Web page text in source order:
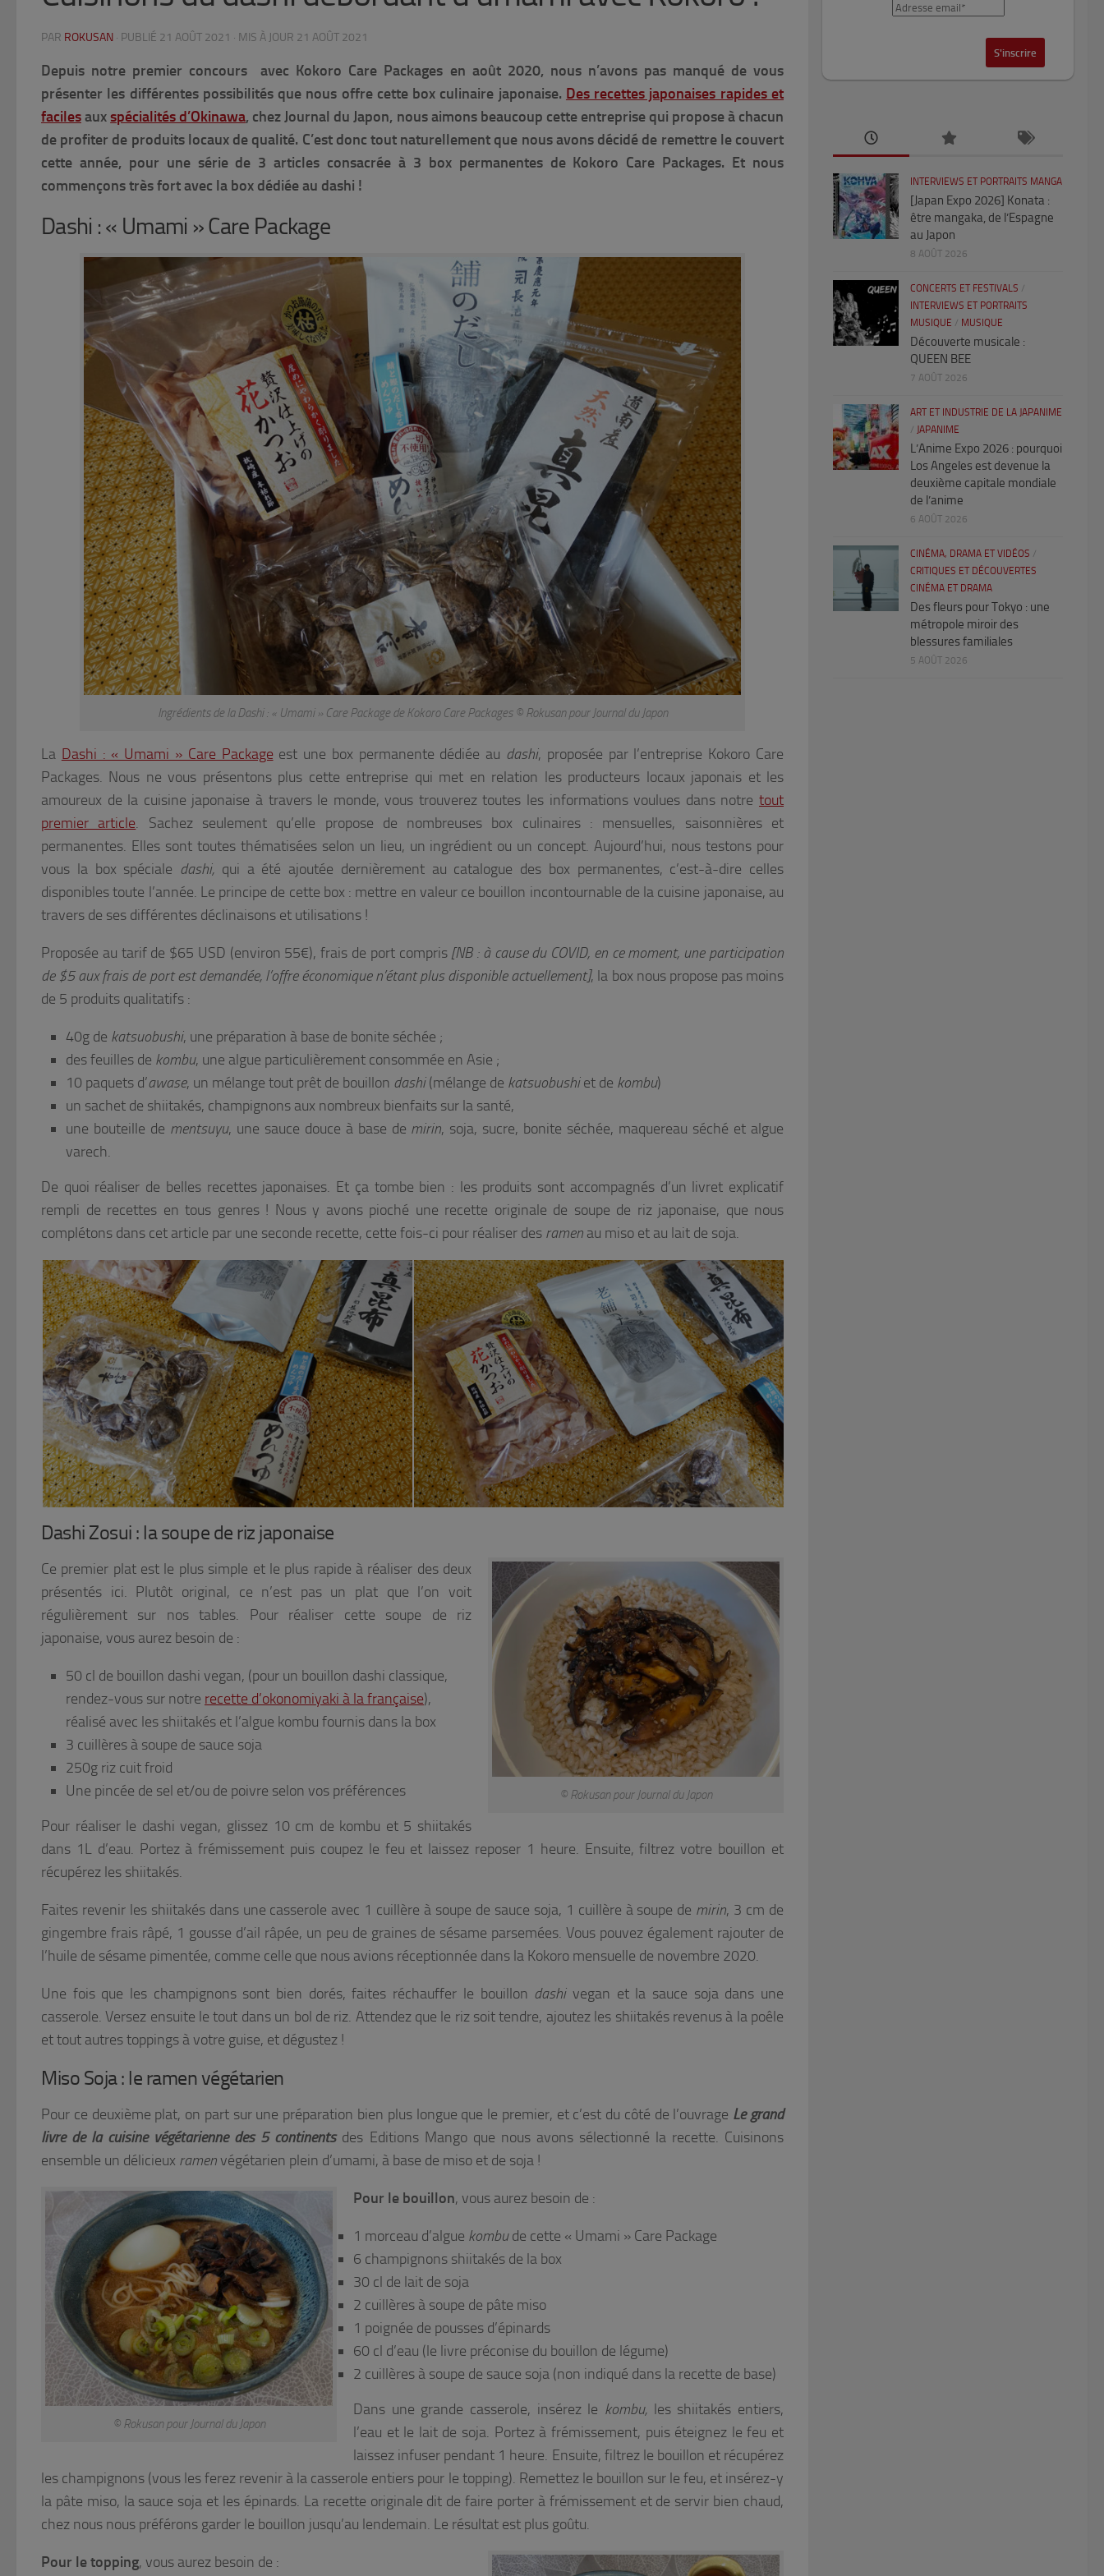
PAR ROKUSAN · PUBLIÉ 21 AOÛT 2021 · MIS À JOUR 21 AOÛT 2021
Depuis notre premier concours avec Kokoro Care Packages en août 2020, nous n’avons pas manqué de vous
présenter les différentes possibilités que nous offre cette box culinaire japonaise. Des recettes japonaises rapides et
facilesauxspécialités d’Okinawa, chez Journal du Japon, nous aimons beaucoup cette entreprise qui propose à chacun
de profiter de produits locaux de qualité. C’est donc tout naturellement que nous avons décidé de remettre le couvert
cette année, pour une série de 3 articles consacrée à 3 box permanentes de Kokoro Care Packages. Et nous
commençons très fort avec la box dédiée au dashi !
Dashi : « Umami » Care Package
Ingrédients de la Dashi : « Umami » Care Package de Kokoro Care Packages © Rokusan pour Journal du Japon
La Dashi : « Umami » Care Package est une box permanente dédiée au dashi, proposée par l’entreprise Kokoro Care
Packages. Nous ne vous présentons plus cette entreprise qui met en relation les producteurs locaux japonais et les
amoureux de la cuisine japonaise à travers le monde, vous trouverez toutes les informations voulues dans notre tout
premier article. Sachez seulement qu’elle propose de nombreuses box culinaires : mensuelles, saisonnières et
permanentes. Elles sont toutes thématisées selon un lieu, un ingrédient ou un concept. Aujourd’hui, nous testons pour
vous la box spéciale dashi, qui a été ajoutée dernièrement au catalogue des box permanentes, c’est-à-dire celles
disponibles toute l’année. Le principe de cette box : mettre en valeur ce bouillon incontournable de la cuisine japonaise, au
travers de ses différentes déclinaisons et utilisations !
Proposée au tarif de $65 USD (environ 55€), frais de port compris [NB : à cause du COVID, en ce moment, une participation
de $5 aux frais de port est demandée, l’offre économique n’étant plus disponible actuellement], la box nous propose pas moins
de 5 produits qualitatifs :
40g de katsuobushi, une préparation à base de bonite séchée ;
des feuilles de kombu, une algue particulièrement consommée en Asie ;
10 paquets d’awase, un mélange tout prêt de bouillon dashi(mélange de katsuobushiet de kombu)
un sachet de shiitakés, champignons aux nombreux bienfaits sur la santé,
une bouteille de mentsuyu, une sauce douce à base de mirin, soja, sucre, bonite séchée, maquereau séché et algue
varech.
De quoi réaliser de belles recettes japonaises. Et ça tombe bien : les produits sont accompagnés d’un livret explicatif
rempli de recettes en tous genres ! Nous y avons pioché une recette originale de soupe de riz japonaise, que nous
complétons dans cet article par une seconde recette, cette fois-ci pour réaliser des ramen au miso et au lait de soja.
© Rokusan pour Journal du Japon
Dashi Zosui : la soupe de riz japonaise
© Rokusan pour Journal du Japon
Ce premier plat est le plus simple et le plus rapide à réaliser des deux
présentés ici. Plutôt original, ce n’est pas un plat que l’on voit
régulièrement sur nos tables. Pour réaliser cette soupe de riz
japonaise, vous aurez besoin de :
50 cl de bouillon dashi vegan, (pour un bouillon dashi classique,
rendez-vous sur notre recette d’okonomiyaki à la française),
réalisé avec les shiitakés et l’algue kombu fournis dans la box
3 cuillères à soupe de sauce soja
250g riz cuit froid
Une pincée de sel et/ou de poivre selon vos préférences
Pour réaliser le dashi vegan, glissez 10 cm de kombu et 5 shiitakés
dans 1L d’eau. Portez à frémissement puis coupez le feu et laissez reposer 1 heure. Ensuite, filtrez votre bouillon et
récupérez les shiitakés.
Faites revenir les shiitakés dans une casserole avec 1 cuillère à soupe de sauce soja, 1 cuillère à soupe de mirin, 3 cm de
gingembre frais râpé, 1 gousse d’ail râpée, un peu de graines de sésame parsemées. Vous pouvez également rajouter de
l’huile de sésame pimentée, comme celle que nous avions réceptionnée dans la Kokoro mensuelle de novembre 2020.
Une fois que les champignons sont bien dorés, faites réchauffer le bouillon dashivegan et la sauce soja dans une
casserole. Versez ensuite le tout dans un bol de riz. Attendez que le riz soit tendre, ajoutez les shiitakés revenus à la poêle
et tout autres toppings à votre guise, et dégustez !
Miso Soja : le ramen végétarien
Pour ce deuxième plat, on part sur une préparation bien plus longue que le premier, et c’est du côté de l’ouvrage Le grand
livre de la cuisine végétarienne des 5 continentsdes Editions Mango que nous avons sélectionné la recette. Cuisinons
ensemble un délicieux ramenvégétarien plein d’umami, à base de miso et de soja !
© Rokusan pour Journal du Japon
Pour le bouillon, vous aurez besoin de :
1 morceau d’algue kombude cette « Umami » Care Package
6 champignons shiitakés de la box
30 cl de lait de soja
2 cuillères à soupe de pâte miso
1 poignée de pousses d’épinards
60 cl d’eau (le livre préconise du bouillon de légume)
2 cuillères à soupe de sauce soja (non indiqué dans la recette de base)
Dans une grande casserole, insérez le kombu, les shiitakés entiers,
l’eau et le lait de soja. Portez à frémissement, puis éteignez le feu et
laissez infuser pendant 1 heure. Ensuite, filtrez le bouillon et récupérez
les champignons (vous les ferez revenir à la casserole entiers pour le topping). Remettez le bouillon sur le feu, et insérez-y
la pâte miso, la sauce soja et les épinards. La recette originale dit de faire porter à frémissement et de servir bien chaud,
chez nous nous préférons garder le bouillon jusqu’au lendemain. Le résultat est plus goûtu.
Pour le topping, vous aurez besoin de :
INTERVIEWS ET PORTRAITS MANGA
[Japan Expo 2026] Konata :
être mangaka, de l’Espagne
au Japon
8 AOÛT 2026
CONCERTS ET FESTIVALS /
INTERVIEWS ET PORTRAITS
MUSIQUE / MUSIQUE
Découverte musicale :
QUEEN BEE
7 AOÛT 2026
ART ET INDUSTRIE DE LA JAPANIME
/ JAPANIME
L’Anime Expo 2026 : pourquoi
Los Angeles est devenue la
deuxième capitale mondiale
de l’anime
6 AOÛT 2026
CINÉMA, DRAMA ET VIDÉOS /
CRITIQUES ET DÉCOUVERTES
CINÉMA ET DRAMA
Des fleurs pour Tokyo : une
métropole miroir des
blessures familiales
5 AOÛT 2026